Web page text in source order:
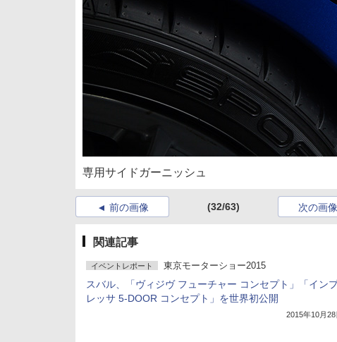
専用サイドガーニッシュ
前の画像 (32/63) 次の画像
関連記事
イベントレポート 東京モーターショー2015
スバル、「ヴィジヴ フューチャー コンセプト」「イン
レッサ 5-DOOR コンセプト」を世界初公開
2015年10月28